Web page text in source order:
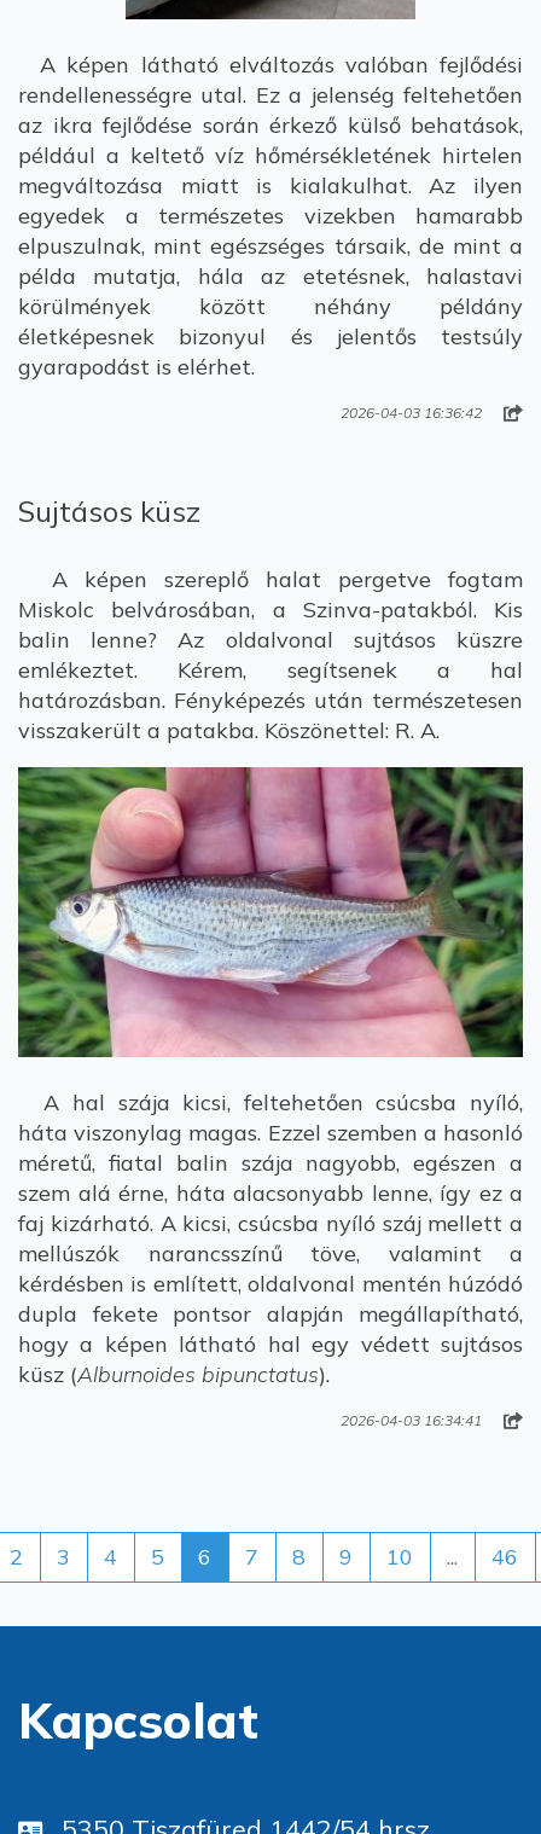
A képen látható elváltozás valóban fejlődési
rendellenességre utal. Ez a jelenség feltehetően
az ikra fejlődése során érkező külső behatások,
például a keltető víz hőmérsékletének hirtelen
megváltozása miatt is kialakulhat. Az ilyen
egyedek a természetes vizekben hamarabb
elpuszulnak, mint egészséges társaik, de mint a
példa mutatja, hála az etetésnek, halastavi
körülmények között néhány példány
életképesnek bizonyul és jelentős testsúly
gyarapodást is elérhet.
2026-04-03 16:36:42
Sujtásos küsz
A képen szereplő halat pergetve fogtam
Miskolc belvárosában, a Szinva-patakból. Kis
balin lenne? Az oldalvonal sujtásos küszre
emlékeztet. Kérem, segítsenek a hal
határozásban. Fényképezés után természetesen
visszakerült a patakba. Köszönettel: R. A.
A hal szája kicsi, feltehetően csúcsba nyíló,
háta viszonylag magas. Ezzel szemben a hasonló
méretű, fiatal balin szája nagyobb, egészen a
szem alá érne, háta alacsonyabb lenne, így ez a
faj kizárható. A kicsi, csúcsba nyíló száj mellett a
mellúszók narancsszínű töve, valamint a
kérdésben is említett, oldalvonal mentén húzódó
dupla fekete pontsor alapján megállapítható,
hogy a képen látható hal egy védett sujtásos
küsz (Alburnoides bipunctatus).
2026-04-03 16:34:41
2 3 4 5 6 7 8 9 10 ... 46
Kapcsolat